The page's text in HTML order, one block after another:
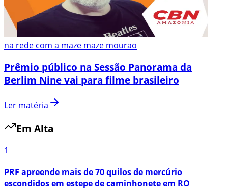
na rede com a maze maze mourao
Prêmio público na Sessão Panorama da
Berlim Nine vai para filme brasileiro
Ler matéria
Em Alta
1
PRF apreende mais de 70 quilos de mercúrio
escondidos em estepe de caminhonete em RO